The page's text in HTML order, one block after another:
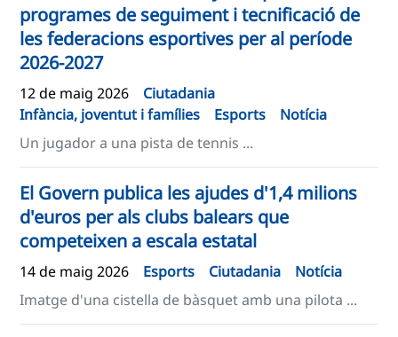
programes de seguiment i tecnificació de
les federacions esportives per al període
2026-2027
12 de maig 2026
Ciutadania
Infància, joventut i famílies
Esports
Notícia
Un jugador a una pista de tennis ...
El Govern publica les ajudes d'1,4 milions
d'euros per als clubs balears que
competeixen a escala estatal
14 de maig 2026 Esports Ciutadania
Notícia
Imatge d'una cistella de bàsquet amb una pilota ...